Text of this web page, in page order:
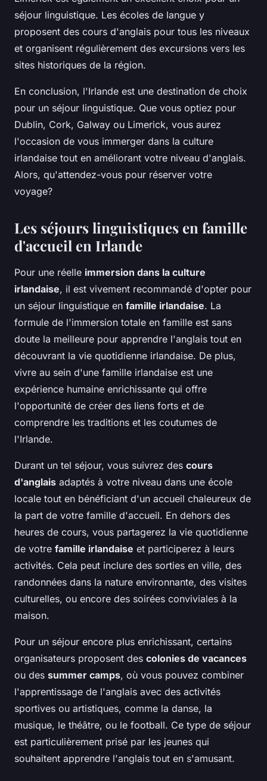
séjour linguistique. Les écoles de langue y
proposent des cours d'anglais pour tous les niveaux
et organisent régulièrement des excursions vers les
sites historiques de la région.
En conclusion, l'Irlande est une destination de choix
pour un séjour linguistique. Que vous optiez pour
Dublin, Cork, Galway ou Limerick, vous aurez
l'occasion de vous immerger dans la culture
irlandaise tout en améliorant votre niveau d'anglais.
Alors, qu'attendez-vous pour réserver votre
voyage?
Les séjours linguistiques en famille
d'accueil en Irlande
Pour une réelle immersion dans la culture
irlandaise, il est vivement recommandé d'opter pour
un séjour linguistique en famille irlandaise. La
formule de l'immersion totale en famille est sans
doute la meilleure pour apprendre l'anglais tout en
découvrant la vie quotidienne irlandaise. De plus,
vivre au sein d'une famille irlandaise est une
expérience humaine enrichissante qui offre
l'opportunité de créer des liens forts et de
comprendre les traditions et les coutumes de
l'Irlande.
Durant un tel séjour, vous suivrez des cours
d'anglais adaptés à votre niveau dans une école
locale tout en bénéficiant d'un accueil chaleureux de
la part de votre famille d'accueil. En dehors des
heures de cours, vous partagerez la vie quotidienne
de votre famille irlandaise et participerez à leurs
activités. Cela peut inclure des sorties en ville, des
randonnées dans la nature environnante, des visites
culturelles, ou encore des soirées conviviales à la
maison.
Pour un séjour encore plus enrichissant, certains
organisateurs proposent des colonies de vacances
ou des summer camps, où vous pouvez combiner
l'apprentissage de l'anglais avec des activités
sportives ou artistiques, comme la danse, la
musique, le théâtre, ou le football. Ce type de séjour
est particulièrement prisé par les jeunes qui
souhaitent apprendre l'anglais tout en s'amusant.